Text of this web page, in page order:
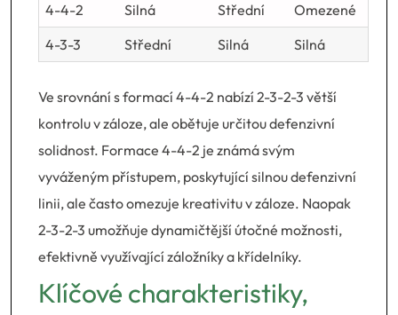
4-4-2
Silná Střední
Omezené
4-3-3
Střední Silná Silná
Ve srovnání s formací 4-4-2 nabízí 2-3-2-3 větší
kontrolu v záloze, ale obětuje určitou defenzivní
solidnost. Formace 4-4-2 je známá svým
vyváženým přístupem, poskytující silnou defenzivní
linii, ale často omezuje kreativitu v záloze. Naopak
2-3-2-3 umožňuje dynamičtější útočné možnosti,
efektivně využívající záložníky a křídelníky.
Klíčové charakteristiky,